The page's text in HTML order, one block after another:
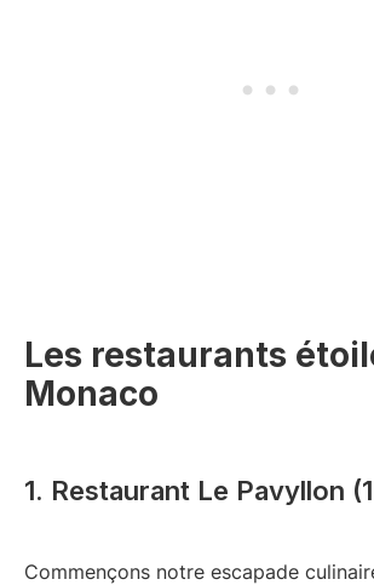
Les restaurants
Monaco
1. Restaurant Le Pavyllon
Commençons notre escapade